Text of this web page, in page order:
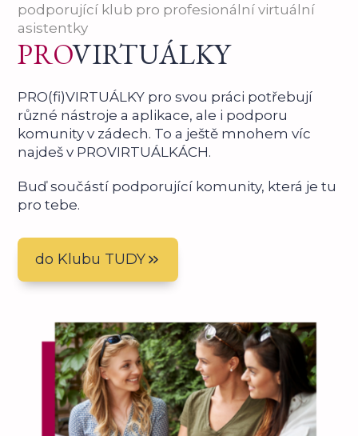
podporující klub pro profesionální virtuální
asistentky
PROVIRTUÁLKY
PRO(fi)VIRTUÁLKY pro svou práci potřebují
různé nástroje a aplikace, ale i podporu
komunity v zádech. To a ještě mnohem víc
najdeš v PROVIRTUÁLKÁCH.
Buď součástí podporující komunity, která je tu
pro tebe.
do Klubu TUDY